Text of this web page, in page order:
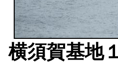
横須賀基地